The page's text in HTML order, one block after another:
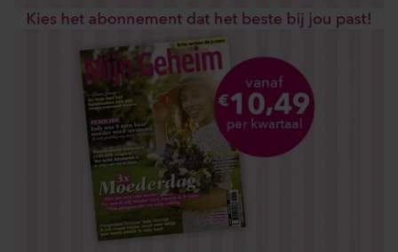
en om ons websiteverkeer te analyseren. Ook delen we
informatie over uw gebruik van onze site met onze
partners voor social media, adverteren en analyse. Deze
partners kunnen deze gegevens combineren met andere
informatie die u aan ze heeft verstrekt of die ze hebben
verzameld op basis van uw gebruik van hun services. U
gaat akkoord met onze cookies als u onze website blijft